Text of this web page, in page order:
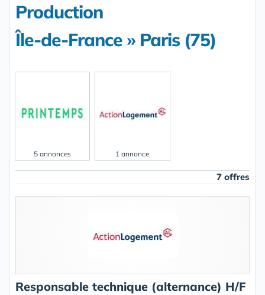
Production
Île-de-France » Paris (75)
5 annonces 1 annonce
7 offres
Responsable technique (alternance) H/F